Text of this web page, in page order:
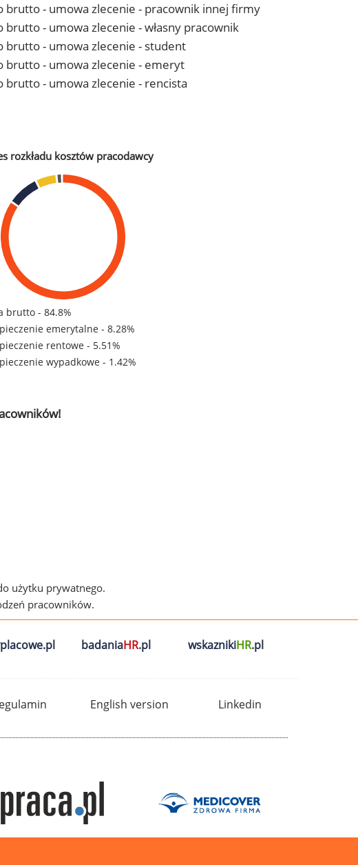
brutto - umowa zlecenie - pracownik innej firmy
- umowa zlecenie - własny pracownik
brutto - umowa zlecenie - student
brutto - umowa zlecenie - emeryt
brutto - umowa zlecenie - rencista
rozkładu kosztów pracodawcy
brutto - 84.8%
emerytalne - 8.28%
rentowe - 5.51%
wypadkowe - 1.42%
użytku prywatnego.
pracowników.
badaniaHR.pl wskaznikiHR.pl
English version Linkedin